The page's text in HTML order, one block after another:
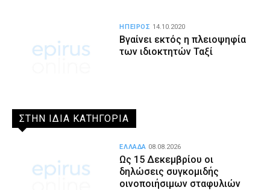
Βγαίνει εκτός η πλειοψηφία
των ιδιοκτητών Ταξί
ΗΠΕΙΡΟΣ 14.10.2020
ΣΤΗΝ ΙΔΙΑ ΚΑΤΗΓΟΡΙΑ
Ως 15 Δεκεμβρίου οι
δηλώσεις συγκομιδής
οινοποιήσιμων σταφυλιών
ΕΛΛΑΔΑ 08.08.2026